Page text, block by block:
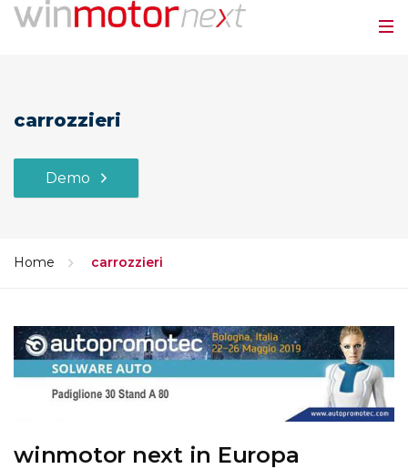
carrozzieri
Demo
Home carrozzieri
winmotor next in Europa